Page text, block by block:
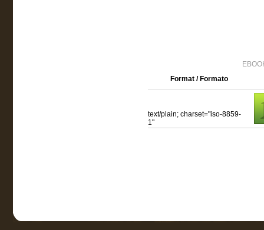
Format / Formato
text/plain; charset="iso-8859-
1"